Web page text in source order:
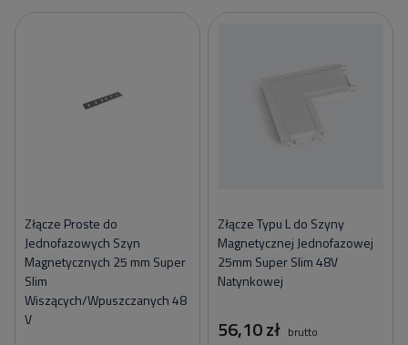
Złącze Proste do
Jednofazowych Szyn
Magnetycznych 25 mm Super
Slim
Wiszących/Wpuszczanych 48
V
Złącze Typu L do Szyny
Magnetycznej Jednofazowej
25mm Super Slim 48V
Natynkowej
56,10 zł brutto